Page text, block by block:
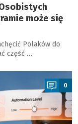
może się
Polaków do
część …
0